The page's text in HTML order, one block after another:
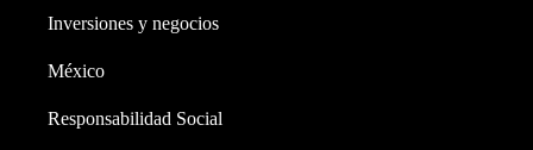
Inversiones y negocios
México
Responsabilidad Social